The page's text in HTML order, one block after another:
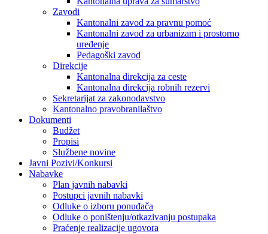
Zavodi
Kantonalni zavod za pravnu pomoć
Kantonalni zavod za urbanizam i prostorno
uređenje
Pedagoški zavod
Direkcije
Kantonalna direkcija za ceste
Kantonalna direkcija robnih rezervi
Sekretarijat za zakonodavstvo
Kantonalno pravobranilaštvo
Dokumenti
Budžet
Propisi
Službene novine
Javni Pozivi/Konkursi
Nabavke
Plan javnih nabavki
Postupci javnih nabavki
Odluke o izboru ponuđača
Odluke o poništenju/otkazivanju postupaka
Praćenje realizacije ugovora